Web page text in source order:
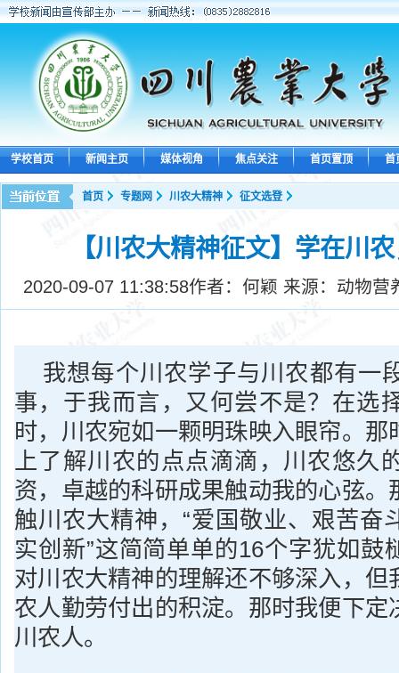
学校首页 新闻主页 媒体视角 焦点关注 首页置顶 首
首页 专题网 川农大精神 征文选登
【川农大精神征文】学在川
2020-09-07 11:38:58作者：何颖 来源：动物营
我想每个川农学子与川农都有一
事，于我而言，又何尝不是？在选
时，川农宛如一颗明珠映入眼帘。那
上了解川农的点点滴滴，川农悠久
资，卓越的科研成果触动我的心弦。
触川农大精神，“爱国敬业、艰苦奋
实创新”这简简单单的16个字犹如鼓
对川农大精神的理解还不够深入，但
农人勤劳付出的积淀。那时我便下定
川农人。